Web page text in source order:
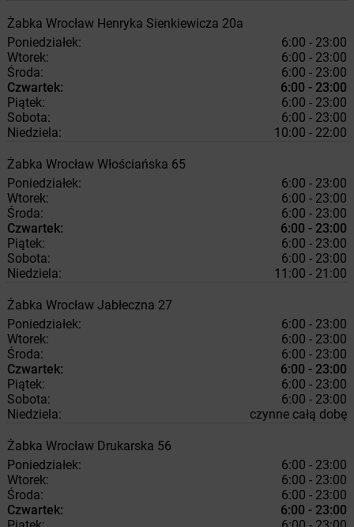
Żabka Wrocław Henryka Sienkiewicza 20a
Poniedziałek:
6:00 - 23:00
Wtorek:
6:00 - 23:00
Środa:
6:00 - 23:00
Czwartek:
6:00 - 23:00
Piątek:
6:00 - 23:00
Sobota:
6:00 - 23:00
Niedziela:
10:00 - 22:00
Żabka Wrocław Włościańska 65
Poniedziałek:
6:00 - 23:00
Wtorek:
6:00 - 23:00
Środa:
6:00 - 23:00
Czwartek:
6:00 - 23:00
Piątek:
6:00 - 23:00
Sobota:
6:00 - 23:00
Niedziela:
11:00 - 21:00
Żabka Wrocław Jabłeczna 27
Poniedziałek:
6:00 - 23:00
Wtorek:
6:00 - 23:00
Środa:
6:00 - 23:00
Czwartek:
6:00 - 23:00
Piątek:
6:00 - 23:00
Sobota:
6:00 - 23:00
Niedziela:
czynne całą dobę
Żabka Wrocław Drukarska 56
Poniedziałek:
6:00 - 23:00
Wtorek:
6:00 - 23:00
Środa:
6:00 - 23:00
Czwartek:
6:00 - 23:00